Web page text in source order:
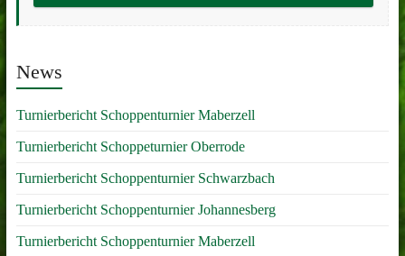
News
Turnierbericht Schoppenturnier Maberzell
Turnierbericht Schoppeturnier Oberrode
Turnierbericht Schoppenturnier Schwarzbach
Turnierbericht Schoppenturnier Johannesberg
Turnierbericht Schoppenturnier Maberzell